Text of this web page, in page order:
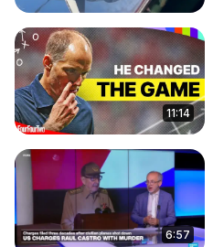
11:14
6:57